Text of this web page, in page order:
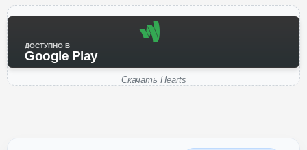
ДОСТУПНО В
Google Play
Скачать Hearts